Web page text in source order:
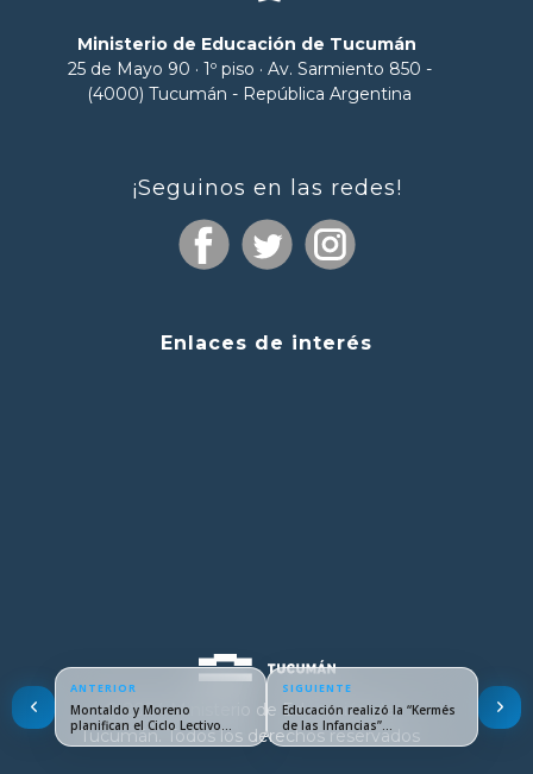
Ministerio de Educación de Tucumán
25 de Mayo 90 · 1º piso · Av. Sarmiento 850 -
(4000) Tucumán - República Argentina
¡Seguinos en las redes!
Enlaces de interés
© 2024 Ministerio de Educación de
Tucumán. Todos los derechos reservados
ANTERIOR
Montaldo y Moreno
planifican el Ciclo Lectivo…
SIGUIENTE
Educación realizó la “Kermés
de las Infancias”…